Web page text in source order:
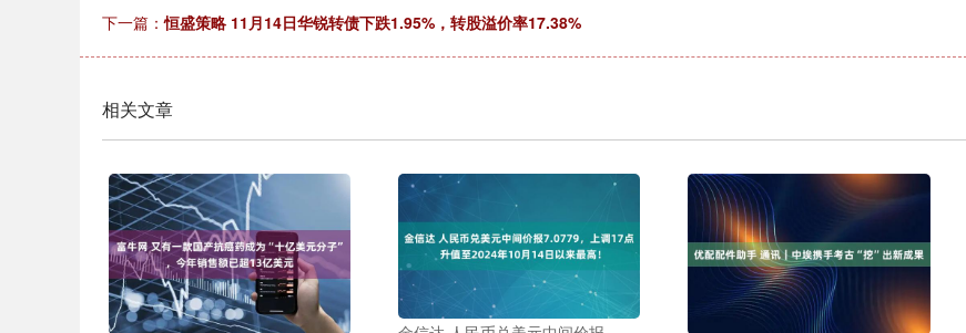
下一篇：恒盛策略 11月14日华锐转债下跌1.95%，转股溢价率17.38%
相关文章